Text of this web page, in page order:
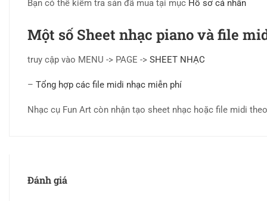
Bạn có thể kiểm tra sản đã mua tại mục Hồ sơ cá nhân
Một số Sheet nhạc piano và file
truy cập vào MENU -> PAGE -> SHEET NHẠC
– Tổng hợp các file midi nhạc miễn phí
Nhạc cụ Fun Art còn nhận tạo sheet nhạc hoặc file midi
Đánh giá